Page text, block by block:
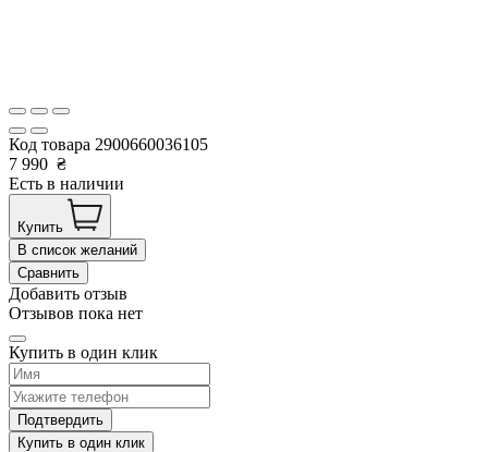
Код товара 2900660036105
7 990 ₴
Есть в наличии
Купить
В список желаний
Сравнить
Добавить отзыв
Отзывов пока нет
Купить в один клик
Подтвердить
Купить в один клик